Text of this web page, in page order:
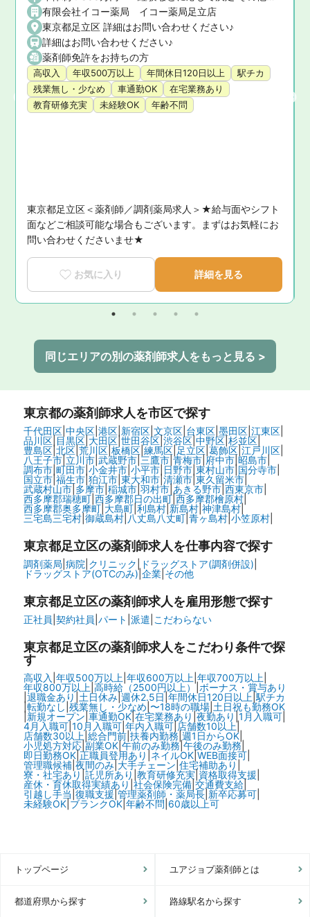
有限会社イコー薬局 イコー薬局足立店
東京都足立区 詳細はお問い合わせください♪
詳細はお問い合わせください♪
薬剤師免許をお持ちの方
高収入 年収500万以上 年間休日120日以上
駅チカ
残業無し・少なめ
車通勤OK
在宅業務あり
教育研修充実
未経験OK 年齢不問
東京都足立区＜薬剤師／調剤薬局求人＞★給与面やシフト
面などご相談可能な場合もございます。まずはお気軽にお
問い合わせくださいませ★
お気に入り 詳細を見る
同じエリアの別の薬剤師求人をもっと見る >
東京都の薬剤師求人を市区で探す
千代田区| 中央区| 港区| 新宿区| 文京区| 台東区| 墨田区| 江東区|
品川区| 目黒区| 大田区|世田谷区| 渋谷区| 中野区| 杉並区|
豊島区|北区| 荒川区| 板橋区| 練馬区| 足立区| 葛飾区| 江戸川区|
八王子市| 立川市| 武蔵野市| 三鷹市| 青梅市| 府中市| 昭島市|
調布市| 町田市| 小金井市| 小平市| 日野市| 東村山市|国分寺市|
国立市|福生市|狛江市| 東大和市|清瀬市|東久留米市|
武蔵村山市| 多摩市| 稲城市| 羽村市| あきる野市| 西東京市|
西多摩郡瑞穂町| 西多摩郡日の出町| 西多摩郡檜原村|
西多摩郡奥多摩町| 大島町| 利島村| 新島村| 神津島村|
三宅島三宅村| 御蔵島村| 八丈島八丈町| 青ヶ島村| 小笠原村|
東京都足立区の薬剤師求人を仕事内容で探す
調剤薬局 病院 クリニック ドラッグストア(調剤併設)
ドラッグストア(OTCのみ)| 企業| その他
東京都足立区の薬剤師求人を雇用形態で探す
正社員 契約社員 パート 派遣 こだわらない
東京都足立区の薬剤師求人をこだわり条件で探
す
高収入 年収500万以上 年収600万以上 年収700万以上
年収800万以上 高時給（2500円以上）| ボーナス・賞与あり
退職金あり 土日休み| 週休2.5日 年間休日120日以上 駅チカ
|転勤なし 残業無し・少なめ 〜18時の職場| 土日祝も勤務OK
|新規オープン 車通勤OK|在宅業務あり 夜勤あり 1月入職可|
4月入職可| 10月入職可| 年内入職可| 店舗数10以上|
店舗数30以上 総合門前| 扶養内勤務 週1日からOK|
小児処方対応| 副業OK| 午前のみ勤務| 午後のみ勤務|
即日勤務OK| 正職員登用あり ネイルOK| WEB面接可|
管理職候補| 夜間のみ| 大手チェーン 住宅補助あり
寮・社宅あり 託児所あり 教育研修充実| 資格取得支援
産休・育休取得実績あり 社会保険完備| 交通費支給|
引越し手当 復職支援 |管理薬剤師・薬局長| 新卒応募可|
未経験OK| ブランクOK| 年齢不問 60歳以上可
トップページ ユアジョブ薬剤師とは
都道府県から探す 路線駅名から探す